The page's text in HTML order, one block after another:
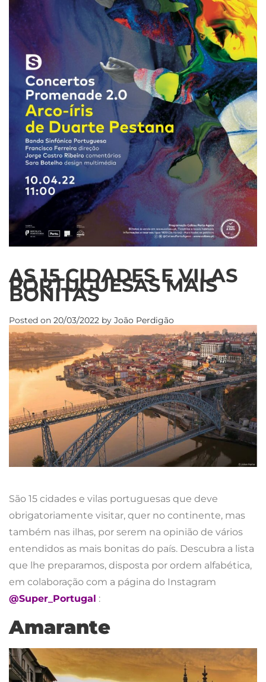
AS 15 CIDADES E VILAS
PORTUGUESAS MAIS
BONITAS
Posted on 20/03/2022 by João Perdigão
São 15 cidades e vilas portuguesas que deve
obrigatoriamente visitar, quer no continente, mas
também nas ilhas, por serem na opinião de vários
entendidos as mais bonitas do país. Descubra a lista
que lhe preparamos, disposta por ordem alfabética,
em colaboração com a página do Instagram
@Super_Portugal :
Amarante